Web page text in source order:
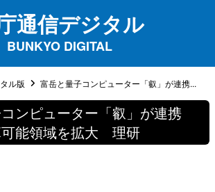
通信デジタル
BUNKYO DIGITAL
ル版 富岳と量子コンピューター「叡」が連携...
ンピューター「叡」が連携
能領域を拡大 理研